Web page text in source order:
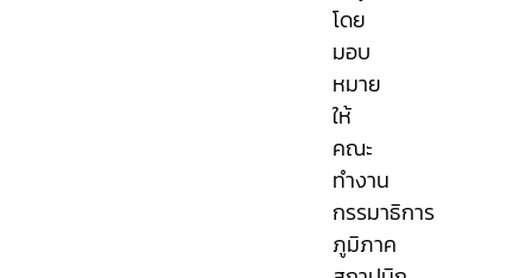
โดย
มอบ
หมาย
ให้
คณะ
ทำงาน
กรรมาธิการ
ภูมิภาค